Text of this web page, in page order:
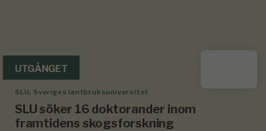
UTGÅNGET
SLU, Sveriges lantbruksuniversitet
SLU söker 16 doktorander inom
framtidens skogsforskning